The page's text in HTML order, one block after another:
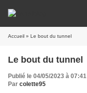
Accueil » Le bout du tunnel
Le bout du tunnel
Publié le 04/05/2023 à 07:41
Par colette95